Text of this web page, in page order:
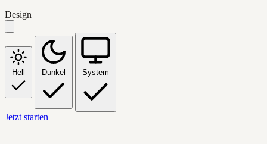
Design
Hell Dunkel System
Jetzt starten